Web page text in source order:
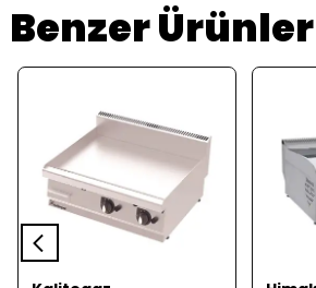
Benzer Ürünler